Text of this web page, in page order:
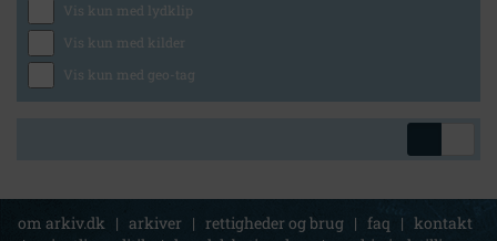
Vis kun med lydklip
Vis kun med kilder
Vis kun med geo-tag
om arkiv.dk | arkiver | rettigheder og brug | faq | kontakt